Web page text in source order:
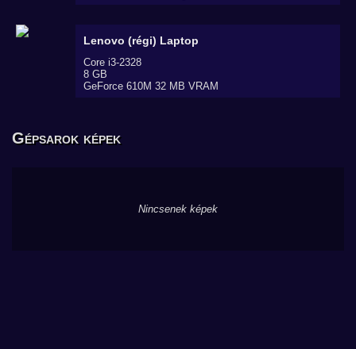
Lenovo (régi) Laptop
Core i3-2328
8 GB
GeForce 610M 32 MB VRAM
Gépsarok képek
Nincsenek képek